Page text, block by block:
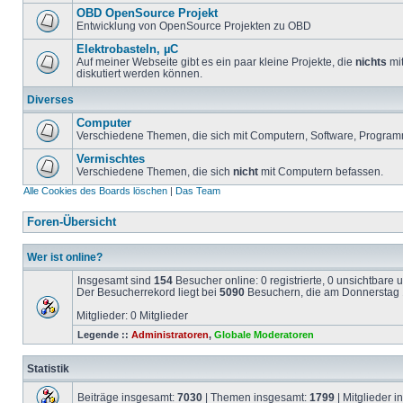
OBD OpenSource Projekt
Entwicklung von OpenSource Projekten zu OBD
Elektrobasteln, µC
Auf meiner Webseite gibt es ein paar kleine Projekte, die nichts
diskutiert werden können.
Diverses
Computer
Verschiedene Themen, die sich mit Computern, Software,
Vermischtes
Verschiedene Themen, die sich nicht mit Computern befassen.
Alle Cookies des Boards löschen | Das Team
Foren-Übersicht
Wer ist online?
Insgesamt sind 154 Besucher online: 0 registrierte, 0 unsichtbare
Der Besucherrekord liegt bei 5090 Besuchern, die am
Mitglieder: 0 Mitglieder
Legende :: Administratoren, Globale Moderatoren
Statistik
Beiträge insgesamt: 7030 | Themen insgesamt: 1799 | Mitglieder